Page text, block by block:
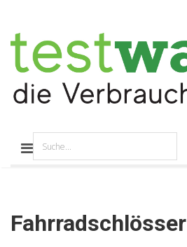
Fahrradschlösser